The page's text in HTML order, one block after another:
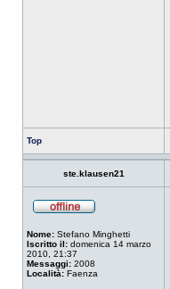
Top
ste.klausen21
Nome: Stefano Minghetti
Iscritto il: domenica 14 marzo
2010, 21:37
Messaggi: 2008
Località: Faenza